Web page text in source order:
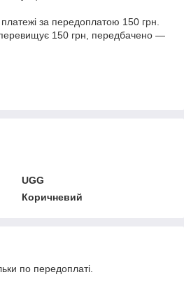
за передоплатою 150 грн.
150 грн, передбачено —
UGG
Коричневий
по передоплаті.